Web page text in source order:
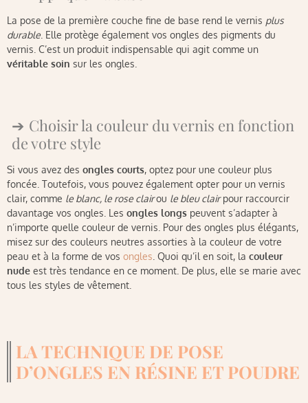
La pose de la première couche fine de base rend le vernis plus
durable . Elle protège également vos ongles des pigments du
vernis. C’est un produit indispensable qui agit comme un
véritable soin sur les ongles.
Choisir la couleur du vernis en fonction
de votre style
Si vous avez des ongles courts, optez pour une couleur plus
foncée. Toutefois, vous pouvez également opter pour un vernis
clair, comme le blanc, le rose clairou le bleu clairpour raccourcir
davantage vos ongles. Les ongles longs peuvent s’adapter à
n’importe quelle couleur de vernis. Pour des ongles plus élégants,
misez sur des couleurs neutres assorties à la couleur de votre
peau et à la forme de vos ongles . Quoi qu’il en soit, la couleur
nude est très tendance en ce moment. De plus, elle se marie avec
tous les styles de vêtement.
LA TECHNIQUE DE POSE
D’ONGLES EN RÉSINE ET POUDRE